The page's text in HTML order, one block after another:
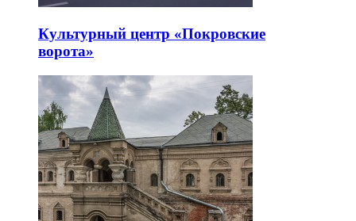
Культурный центр «Покровские
ворота»